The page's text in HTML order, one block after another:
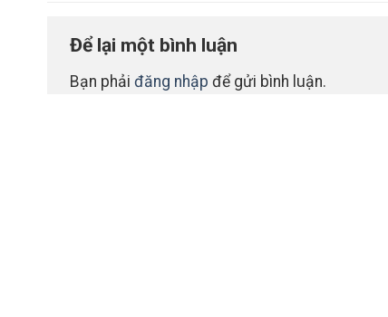
Để lại một bình luận
Bạn phải đăng nhập để gửi bình luận.